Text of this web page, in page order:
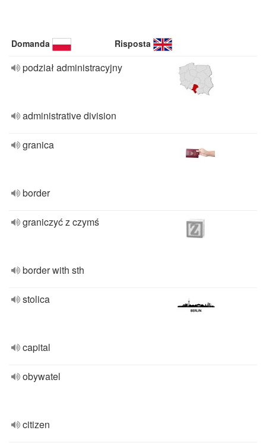
Domanda Risposta
podział administracyjny
administrative division
granica
border
graniczyć z czymś
border with sth
stolica
capital
obywatel
citizen